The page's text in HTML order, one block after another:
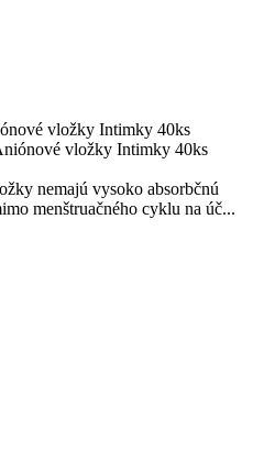
vložky Intimky 40ks
nemajú vysoko absorbčnú
menštruačného cyklu na úč...